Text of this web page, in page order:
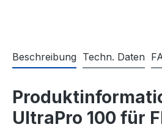
Beschreibung Techn. Daten
UltraPro 100 für